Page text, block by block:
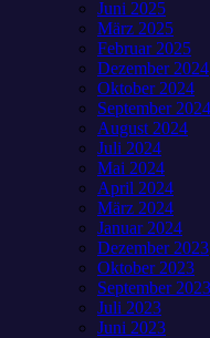
Juni 2025
März 2025
Februar 2025
Dezember 2024
Oktober 2024
September 2024
August 2024
Juli 2024
Mai 2024
April 2024
März 2024
Januar 2024
Dezember 2023
Oktober 2023
September 2023
Juli 2023
Juni 2023